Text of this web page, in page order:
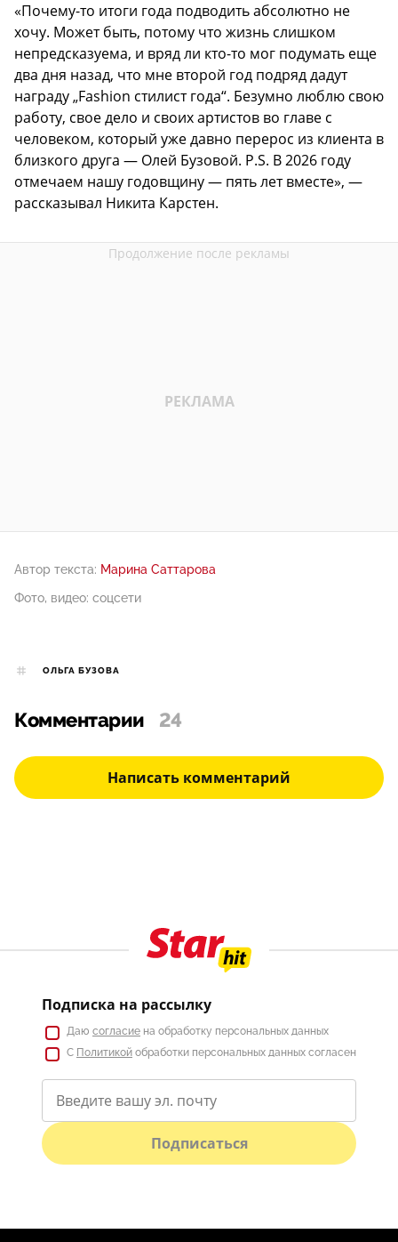
«Почему-то итоги года подводить абсолютно не
хочу. Может быть, потому что жизнь слишком
непредсказуема, и вряд ли кто-то мог подумать еще
два дня назад, что мне второй год подряд дадут
награду „Fashion стилист года“. Безумно люблю свою
работу, свое дело и своих артистов во главе с
человеком, который уже давно перерос из клиента в
близкого друга — Олей Бузовой. P.S. В 2026 году
отмечаем нашу годовщину — пять лет вместе», —
рассказывал Никита Карстен.
Автор текста: Марина Саттарова
Фото, видео: соцсети
ОЛЬГА БУЗОВА
Комментарии 24
Написать комментарий
Подписка на рассылку
Даю согласие на обработку персональных данных
С Политикой обработки персональных данных согласен
Подписаться